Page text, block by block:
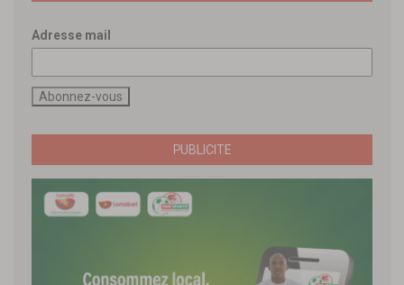
Adresse mail
PUBLICITE